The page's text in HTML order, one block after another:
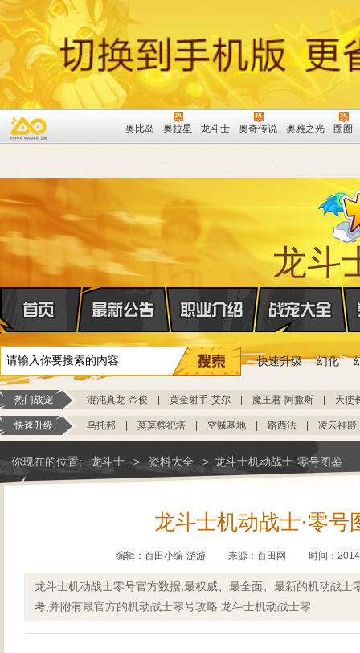
奥比岛 奥拉星 龙斗士 奥奇传说 奥雅之光 圈圈
龙斗
快速升级 幻化
热门战宠 混沌真龙·帝俊 黄金射手·艾尔 魔王君·阿撒斯 天使
快速升级 乌托邦 莫莫祭祀塔 空贼基地 路西法 凌云神殿
你现在的位置: 龙斗士 > 资料大全 > 龙斗士机动战士·零号图鉴
龙斗士机动战士·零号
编辑：百田小编-游游 来源： 百田网 时间：
龙斗士机动战士零号官方数据,最权威、最全面、最新的机动战士
考,并附有最官方的机动战士零号攻略 龙斗士机动战士零